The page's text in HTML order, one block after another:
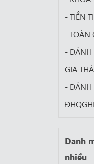
- TIỀN
- TOÁN
- ĐÁNH
GIA
- ĐÁNH
Danh
nhiều